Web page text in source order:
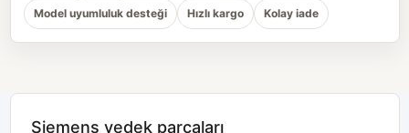
Model uyumluluk desteği Hızlı kargo Kolay iade
Siemens yedek parçaları